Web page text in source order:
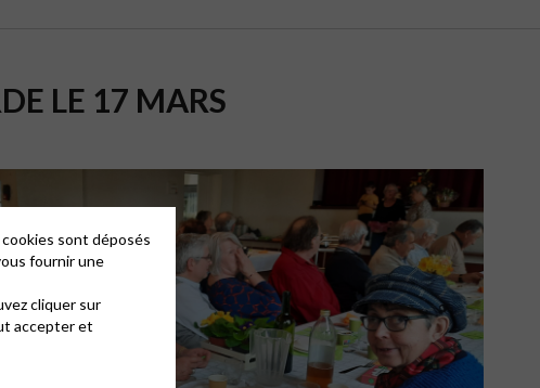
LE 17 MARS
sont déposés
fournir une
cliquer sur
accepter et